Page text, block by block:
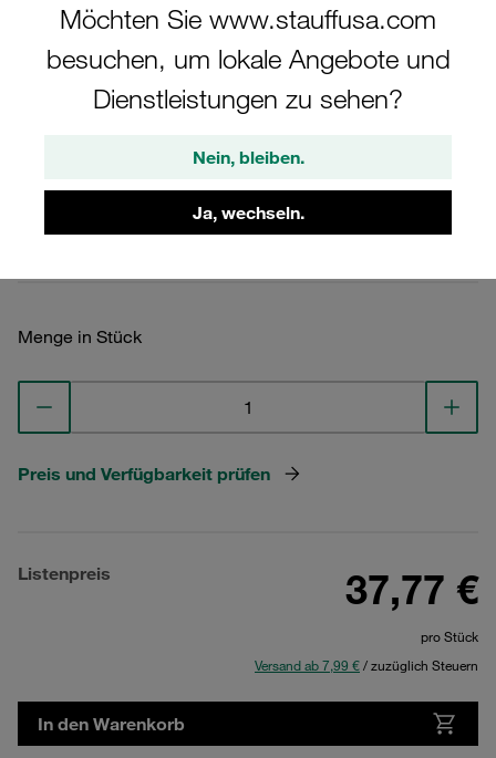
Möchten Sie www.stauffusa.com
besuchen, um lokale Angebote und
Dienstleistungen zu sehen?
Nein, bleiben.
Ja, wechseln.
6S Ø54mm Polyamid W10 Deckpl., AS-
Schraube Anschweißpl.
SPAL-6054-PA-H-DPAL-AS-M-W10
Technische Daten ansehen
Menge in Stück
Preis und Verfügbarkeit prüfen
Listenpreis 37,77 €
pro Stück
Versand ab 7,99 €/ zuzüglich Steuern
In den Warenkorb